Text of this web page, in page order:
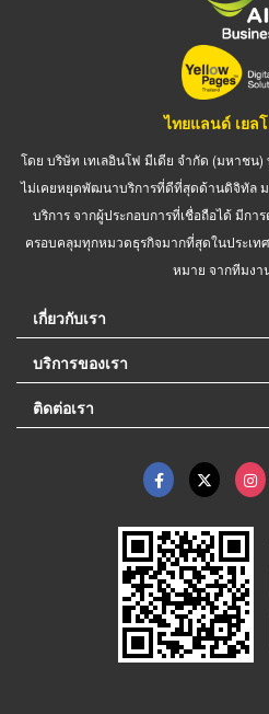
ไทยแลนด์ เยล
โดย บริษัท เทเลอินโฟ มีเดีย จำกัด (มหาชน)
ไม่เคยหยุดพัฒนาบริการที่ดีที่สุดด้านดิจิทัล ม
บริการ จากผู้ประกอบการที่เชื่อถือได้ มีก
ครอบคลุมทุกหมวดธุรกิจมากที่สุดในประเท
หมาย จากทีมง
เกี่ยวกับเรา
บริการของเรา
ติดต่อเรา